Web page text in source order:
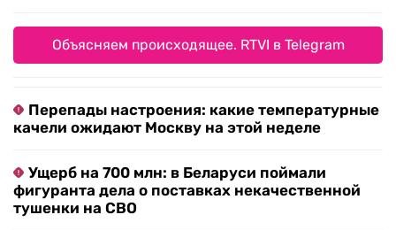
Объясняем происходящее. RTVI в Telegram
Перепады настроения: какие температурные
качели ожидают Москву на этой неделе
Ущерб на 700 млн: в Беларуси поймали
фигуранта дела о поставках некачественной
тушенки на СВО